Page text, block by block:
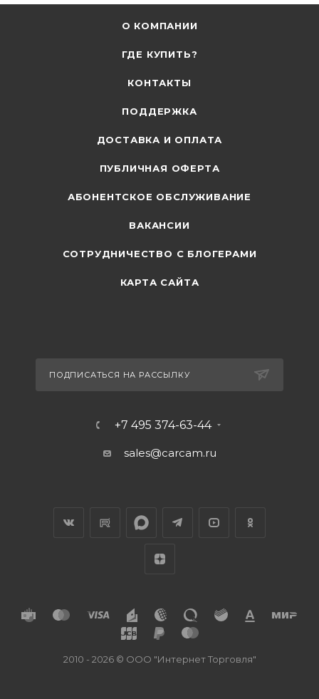
О КОМПАНИИ
ГДЕ КУПИТЬ?
КОНТАКТЫ
ПОДДЕРЖКА
ДОСТАВКА И ОПЛАТА
ПУБЛИЧНАЯ ОФЕРТА
АБОНЕНТСКОЕ ОБСЛУЖИВАНИЕ
ВАКАНСИИ
СОТРУДНИЧЕСТВО С БЛОГЕРАМИ
КАРТА САЙТА
ПОДПИСАТЬСЯ НА РАССЫЛКУ
+7 495 374-63-44
sales@carcam.ru
2010 - 2026 © ООО "Интернет Торговля"